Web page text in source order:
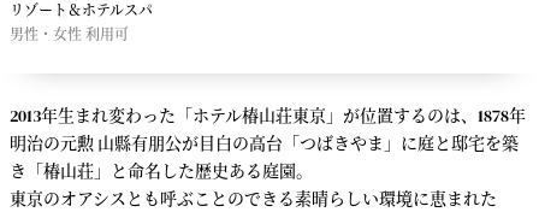
リゾート＆ホテルスパ
男性・女性 利用可
2013年生まれ変わった「ホテル椿山荘東京」が位置するのは、1878年
明治の元勲 山縣有朋公が目白の高台「つばきやま」に庭と邸宅を築
き「椿山荘」と命名した歴史ある庭園。
東京のオアシスとも呼ぶことのできる素晴らしい環境に恵まれた